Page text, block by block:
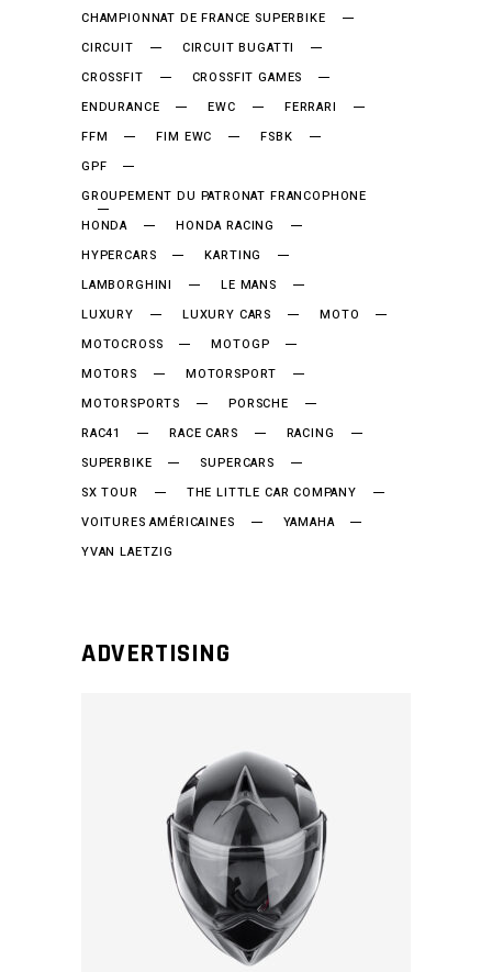
CHAMPIONNAT DE FRANCE SUPERBIKE
CIRCUIT
CIRCUIT BUGATTI
CROSSFIT
CROSSFIT GAMES
ENDURANCE
EWC
FERRARI
FFM
FIM EWC
FSBK
GPF
GROUPEMENT DU PATRONAT FRANCOPHONE
HONDA
HONDA RACING
HYPERCARS
KARTING
LAMBORGHINI
LE MANS
LUXURY
LUXURY CARS
MOTO
MOTOCROSS
MOTOGP
MOTORS
MOTORSPORT
MOTORSPORTS
PORSCHE
RAC41
RACE CARS
RACING
SUPERBIKE
SUPERCARS
SX TOUR
THE LITTLE CAR COMPANY
VOITURES AMÉRICAINES
YAMAHA
YVAN LAETZIG
ADVERTISING